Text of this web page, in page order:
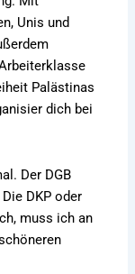
Unis und
Palästinas
dich bei
Der DGB
DKP oder
muss ich an